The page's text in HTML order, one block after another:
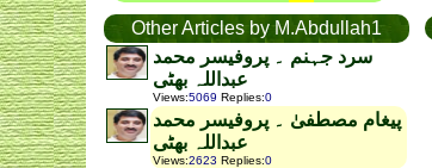
Other Articles by M.Abdullah1
سرد جہنم ۔ پروفیسر محمد
عبداللہ بھٹی
Views:5069 Replies:0
پیغام مصطفیٰ ۔ پروفیسر محمد
عبداللہ بھٹی
Views:2623 Replies:0